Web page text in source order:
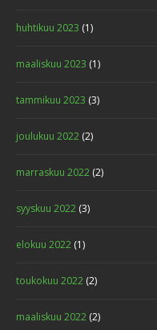
huhtikuu 2023 (1)
maaliskuu 2023 (1)
tammikuu 2023 (3)
joulukuu 2022 (2)
marraskuu 2022 (2)
syyskuu 2022 (3)
elokuu 2022 (1)
toukokuu 2022 (2)
maaliskuu 2022 (2)